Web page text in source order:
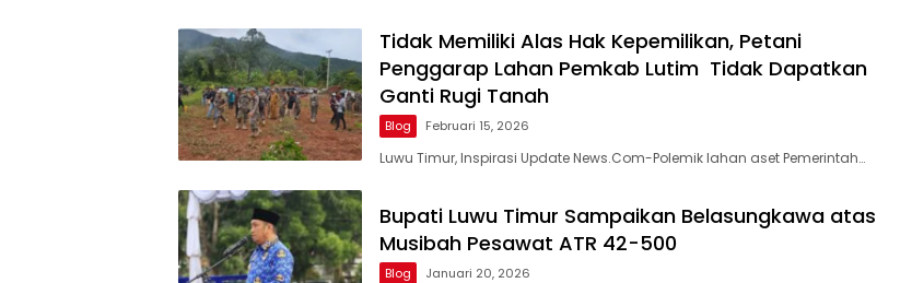
Tidak Memiliki Alas Hak Kepemilikan, Petani
Penggarap Lahan Pemkab Lutim Tidak Dapatkan
Ganti Rugi Tanah
Blog Februari 15, 2026
Luwu Timur, Inspirasi Update News.Com-Polemik lahan aset Pemerintah…
Bupati Luwu Timur Sampaikan Belasungkawa atas
Musibah Pesawat ATR 42-500
Blog Januari 20, 2026